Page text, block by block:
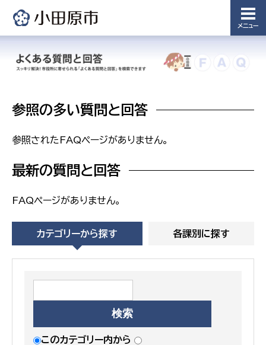
メニュー
浄水管理
課
員会事
務局
会事務局
参照の多い質問と回答
参照されたFAQページがありません。
最新の質問と回答
FAQページがありません。
カテゴリーから探す 各課別に探す
このカテゴリー内から